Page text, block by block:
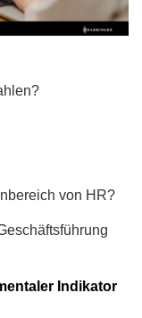
Lassen Sie
von HR?
Indikator